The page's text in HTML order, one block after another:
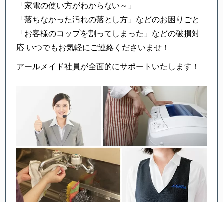
「家電の使い方がわからない～」
「落ちなかった汚れの落とし方」などのお困りごと
「お客様のコップを割ってしまった」などの破損対
応 いつでもお気軽にご連絡くださいませ！
アールメイド社員が全面的にサポートいたします！